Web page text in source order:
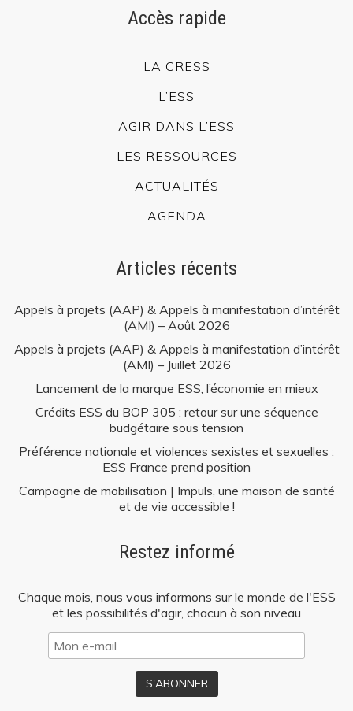
Accès rapide
LA CRESS
L’ESS
AGIR DANS L’ESS
LES RESSOURCES
ACTUALITÉS
AGENDA
Articles récents
Appels à projets (AAP) & Appels à manifestation d’intérêt
(AMI) – Août 2026
Appels à projets (AAP) & Appels à manifestation d’intérêt
(AMI) – Juillet 2026
Lancement de la marque ESS, l’économie en mieux
Crédits ESS du BOP 305 : retour sur une séquence
budgétaire sous tension
Préférence nationale et violences sexistes et sexuelles :
ESS France prend position
Campagne de mobilisation | Impuls, une maison de santé
et de vie accessible !
Restez informé
Chaque mois, nous vous informons sur le monde de l'ESS
et les possibilités d'agir, chacun à son niveau